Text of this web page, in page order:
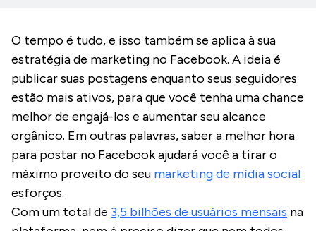
O tempo é tudo, e isso também se aplica à sua
estratégia de marketing no Facebook. A ideia é
publicar suas postagens enquanto seus seguidores
estão mais ativos, para que você tenha uma chance
melhor de engajá-los e aumentar seu alcance
orgânico. Em outras palavras, saber a melhor hora
para postar no Facebook ajudará você a tirar o
máximo proveito do seu marketing de mídia social
esforços.
Com um total de 3,5 bilhões de usuários mensais na